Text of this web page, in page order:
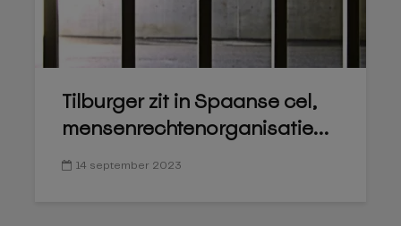
Tilburger zit in Spaanse cel,
mensenrechtenorganisatie...
14 september 2023